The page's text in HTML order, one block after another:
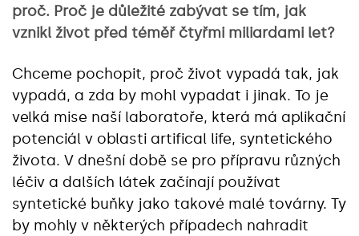
proč. Proč je důležité zabývat se tím, jak
vznikl život před téměř čtyřmi miliardami let?
Chceme pochopit, proč život vypadá tak, jak
vypadá, a zda by mohl vypadat i jinak. To je
velká mise naší laboratoře, která má aplikační
potenciál v oblasti artifical life, syntetického
života. V dnešní době se pro přípravu různých
léčiv a dalších látek začínají používat
syntetické buňky jako takové malé továrny. Ty
by mohly v některých případech nahradit